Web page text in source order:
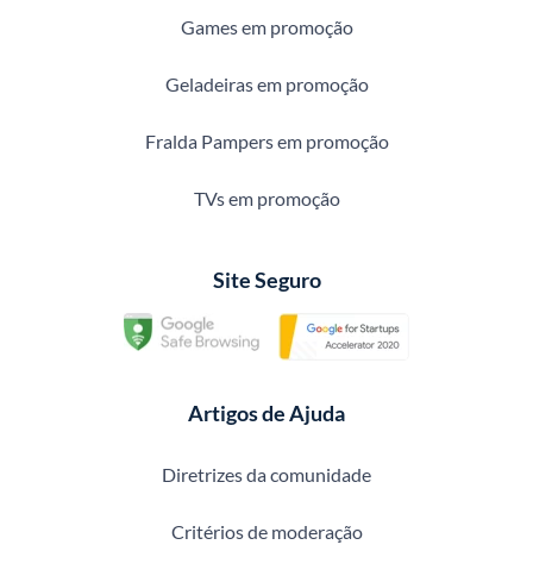
Games em promoção
Geladeiras em promoção
Fralda Pampers em promoção
TVs em promoção
Site Seguro
Artigos de Ajuda
Diretrizes da comunidade
Critérios de moderação